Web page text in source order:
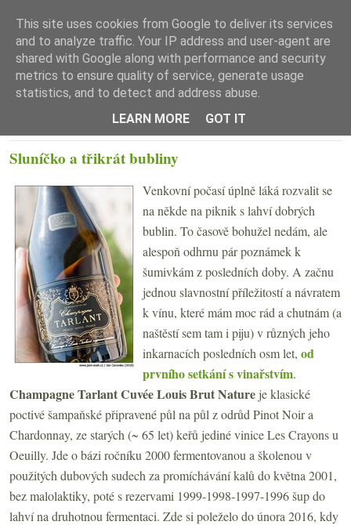
☰ Menu
Sluníčko a třikrát bubliny
Venkovní počasí úplně láká rozvalit se
na někde na piknik s lahví dobrých
bublin. To časově bohužel nedám, ale
alespoň odhrnu pár poznámek k
šumivkám z posledních doby. A začnu
jednou slavnostní příležitostí a návratem
k vínu, které mám moc rád a chutnám (a
naštěstí sem tam i piju) v různých jeho
inkarnacích posledních osm let, od
prvního setkání s vinařstvím.
Champagne Tarlant Cuvée Louis Brut Nature je klasické
poctivé šampaňské připravené půl na půl z odrůd Pinot Noir a
Chardonnay, ze starých (~ 65 let) keřů jediné vinice Les Crayons u
Oeuilly. Jde o bázi ročníku 2000 fermentovanou a školenou v
použitých dubových sudech za promíchávání kalů do května 2001,
bez malolaktiky, poté s rezervami 1999-1998-1997-1996 šup do
lahví na druhotnou fermentaci. Zde si poleželo do února 2016, kdy
This site uses cookies from Google to deliver its services
and to analyze traffic. Your IP address and user-agent are
shared with Google along with performance and security
metrics to ensure quality of service, generate usage
statistics, and to detect and address abuse.
LEARN MORE
GOT IT